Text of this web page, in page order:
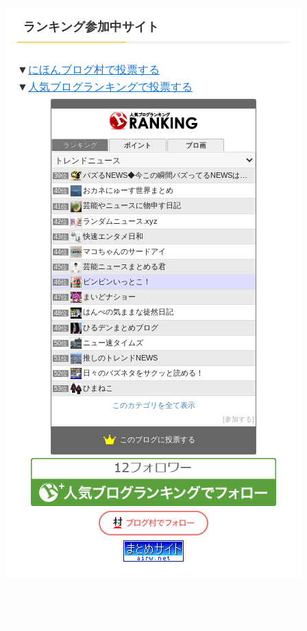
ランキング参加中サイト
▼ にほんブログ村で投票する
▼ 人気ブログランキングで投票する
ランキング ポイント ブロ画
39位 バズるNEWS◆今この瞬間バズってるNEWSはコレだ！
40位 おカネにゅーす世界まとめ
41位 芸能やニュースに物申す日記
42位 ランダムニュース.xyz
43位 快速エンタメ日和
44位 マコちゃんのサードアイ
45位 芸能ニュースまとめる君
46位 ビンビンいっとこ！
47位 まいどナショー
48位 はんべの気ままな徒然日記
49位 ひるデンまとめブログ
50位 ニュー速タイムズ
51位 推しのトレンドNEWS
52位 日々のバズネタをサクッと読める！
53位 ひまねこ
このカテゴリを全て表示
参加する
このブログに投票する